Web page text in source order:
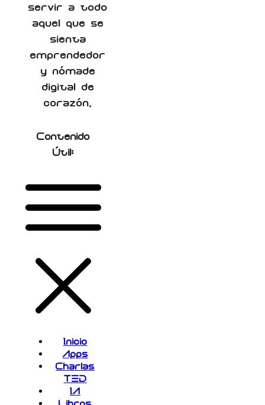
servir a todo
aquel que se
sienta
emprendedor
y nómade
digital de
corazón.
Contenido
Útil:
Inicio
Apps
Charlas
TED
IA